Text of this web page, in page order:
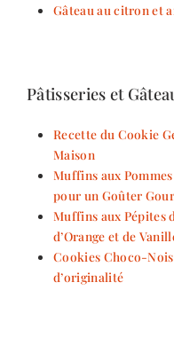
Gâteau au citron et
Pâtisseries et
Recette du Cookie
Maison
Muffins aux
pour un Goûter
Muffins aux Pépites
d’Orange et de
Cookies Choco-
d’originalité